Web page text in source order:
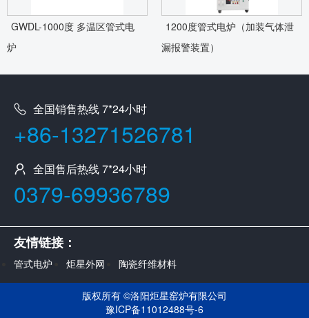
GWDL-1000度 多温区管式电
炉
1200度管式电炉（加装气体泄
漏报警装置）
全国销售热线 7*24小时
+86-13271526781
全国售后热线 7*24小时
0379-69936789
友情链接：
管式电炉 炬星外网 陶瓷纤维材料
版权所有 ©洛阳炬星窑炉有限公司
豫ICP备11012488号-6